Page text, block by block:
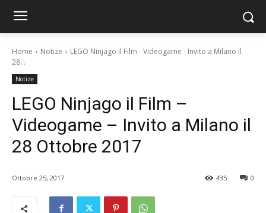
Home Notize
LEGO Ninjago il Film - Videogame - Invito a Milano il
28...
Notize
LEGO Ninjago il Film –
Videogame – Invito a Milano il
28 Ottobre 2017
Ottobre 25, 2017 0
435